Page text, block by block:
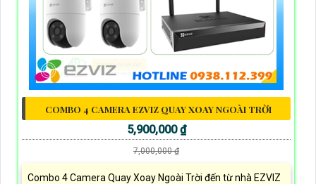
COMBO 4 CAMERA EZVIZ QUAY XOAY NGOÀI TRỜI
5,900,000 ₫
7,000,000 ₫
Combo 4 Camera Quay Xoay Ngoài Trời đến từ nhà EZVIZ